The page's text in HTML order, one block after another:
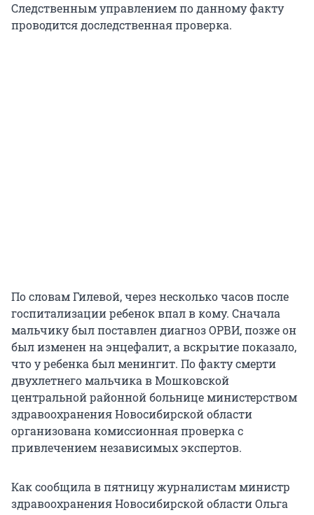
Следственным управлением по данному факту
проводится доследственная проверка.
По словам Гилевой, через несколько часов после
госпитализации ребенок впал в кому. Сначала
мальчику был поставлен диагноз ОРВИ, позже он
был изменен на энцефалит, а вскрытие показало,
что у ребенка был менингит. По факту смерти
двухлетнего мальчика в Мошковской
центральной районной больнице министерством
здравоохранения Новосибирской области
организована комиссионная проверка с
привлечением независимых экспертов.
Как сообщила в пятницу журналистам министр
здравоохранения Новосибирской области Ольга